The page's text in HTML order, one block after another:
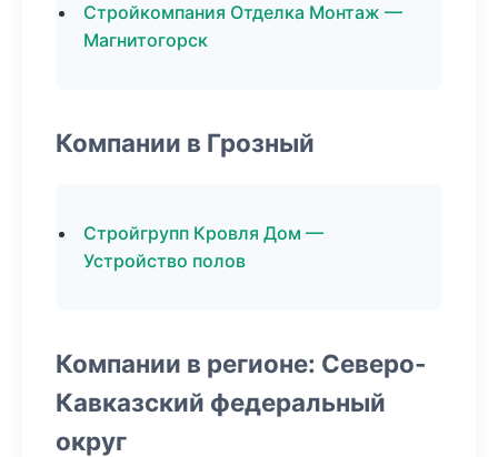
Стройкомпания Отделка Монтаж —
Магнитогорск
Компании в Грозный
Стройгрупп Кровля Дом —
Устройство полов
Компании в регионе: Северо-
Кавказский федеральный
округ